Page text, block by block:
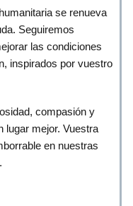
se renueva
Seguiremos
las condiciones
inspirados por vuestro
compasión y
lugar mejor. Vuestra
en nuestras